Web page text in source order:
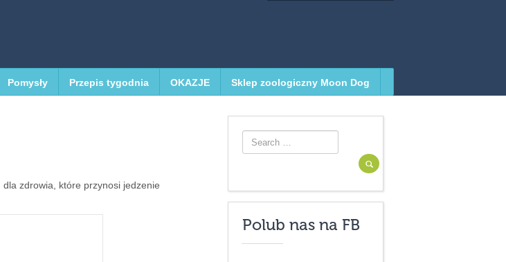
Pomysły Przepis tygodnia OKAZJE Sklep zoologiczny Moon Dog
zdrowia, które przynosi jedzenie
Search for:
Polub nas na FB